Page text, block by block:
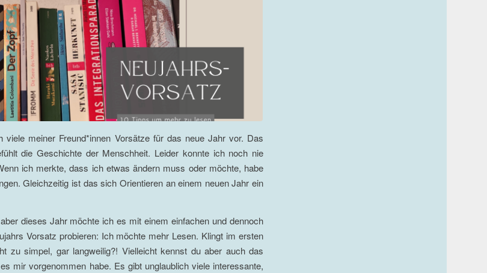
viele meiner Freund*innen Vorsätze für das neue Jahr vor. Das
die Geschichte der Menschheit. Leider konnte ich noch nie
ich merkte, dass ich etwas ändern muss oder möchte, habe
Gleichzeitig ist das sich Orientieren an einem neuen Jahr ein
dieses Jahr möchte ich es mit einem einfachen und dennoch
Vorsatz probieren: Ich möchte mehr Lesen. Klingt im ersten
zu simpel, gar langweilig?! Vielleicht kennst du aber auch das
mir vorgenommen habe. Es gibt unglaublich viele interessante,